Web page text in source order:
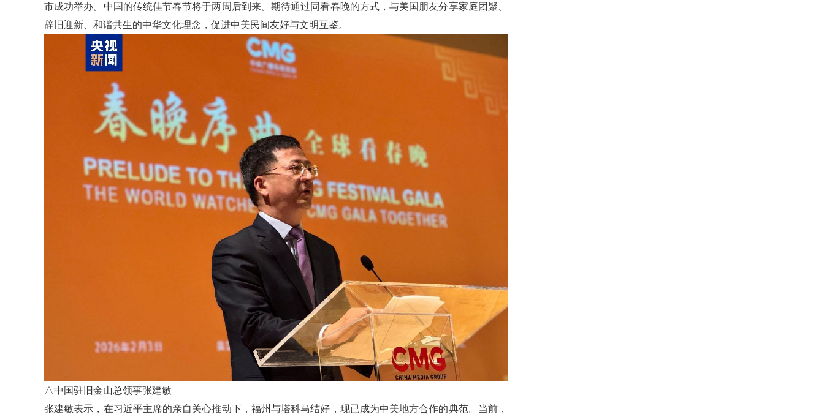
市成功举办。中国的传统佳节春节将于两周后到来。期待通过同看春晚的方式，与美国朋友分享家庭团聚、
辞旧迎新、和谐共生的中华文化理念，促进中美民间友好与文明互鉴。
△中国驻旧金山总领事张建敏
张建敏表示，在习近平主席的亲自关心推动下，福州与塔科马结好，现已成为中美地方合作的典范。当前，